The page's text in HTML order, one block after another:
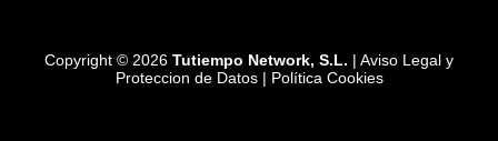
Copyright © 2026 Tutiempo Network, S.L. | Aviso Legal y
Proteccion de Datos| Política Cookies